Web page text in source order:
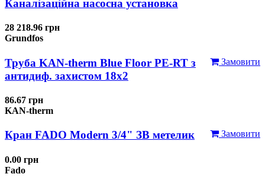
Каналізаційна насосна установка
28 218.96 грн
Grundfos
Замовити
Труба KAN-therm Blue Floor PE-RT з
антидиф. захистом 18х2
86.67 грн
KAN-therm
Замовити
Кран FADO Modern 3/4" ЗВ метелик
0.00 грн
Fado